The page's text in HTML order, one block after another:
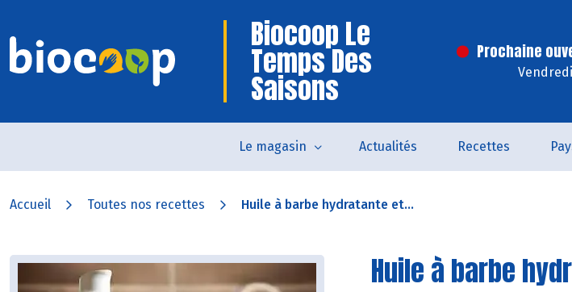
Biocoop Le
Temps Des
Saisons
Prochaine
Le magasin Actualités Recettes
Accueil Toutes nos recettes Huile à barbe hydratante et...
Huile à barbe